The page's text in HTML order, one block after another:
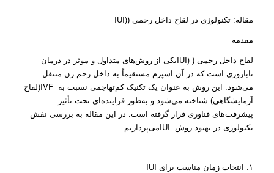
مقاله: تکنولوژی در لقاح داخل رحمی (IUI)
مقدمه
لقاح داخل رحمی (IUI)یکی از روش‌های متداول و موثر در درمان
ناباروری است که در آن اسپرم مستقیماً به داخل رحم زن منتقل
می‌شود. این روش به عنوان یک تکنیک کم‌تهاجمی نسبت به IVF(لقاح
آزمایشگاهی) شناخته می‌شود و به‌طور فزاینده‌ای تحت تأثیر
پیشرفت‌های فناوری قرار گرفته است. در این مقاله به بررسی نقش
تکنولوژی در بهبود روش
IUIمی‌پردازیم.
۱. انتخاب زمان مناسب برای IUI